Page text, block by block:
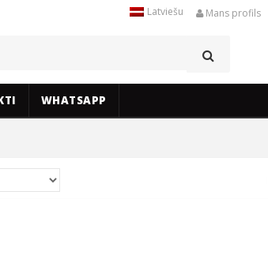
Latviešu Mans profils
WHATSAPP